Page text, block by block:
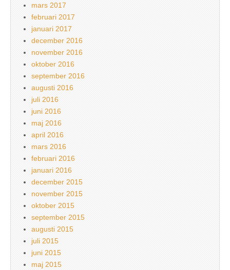
mars 2017
februari 2017
januari 2017
december 2016
november 2016
oktober 2016
september 2016
augusti 2016
juli 2016
juni 2016
maj 2016
april 2016
mars 2016
februari 2016
januari 2016
december 2015
november 2015
oktober 2015
september 2015
augusti 2015
juli 2015
juni 2015
maj 2015